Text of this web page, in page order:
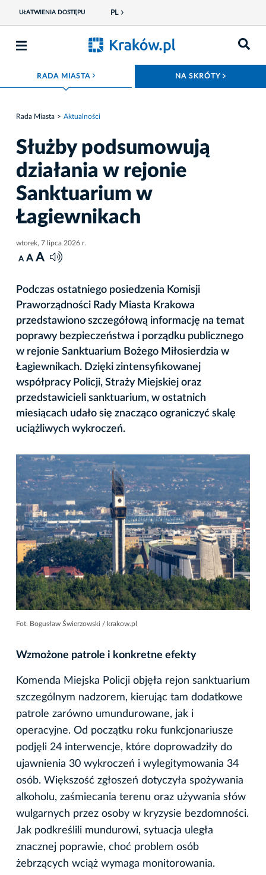
UŁATWIENIA DOSTĘPU PL
RADA MIASTAROZWIŃ MENU NA SKRÓTY
Rada Miasta Aktualności
Służby podsumowują
działania w rejonie
Sanktuarium w
Łagiewnikach
wtorek, 7 lipca 2026 r.
A A A
Podczas ostatniego posiedzenia Komisji
Praworządności Rady Miasta Krakowa
przedstawiono szczegółową informację na temat
poprawy bezpieczeństwa i porządku publicznego
w rejonie Sanktuarium Bożego Miłosierdzia w
Łagiewnikach. Dzięki zintensyfikowanej
współpracy Policji, Straży Miejskiej oraz
przedstawicieli sanktuarium, w ostatnich
miesiącach udało się znacząco ograniczyć skalę
uciążliwych wykroczeń.
Fot. Bogusław Świerzowski / krakow.pl
Wzmożone patrole i konkretne efekty
Komenda Miejska Policji objęła rejon sanktuarium
szczególnym nadzorem, kierując tam dodatkowe
patrole zarówno umundurowane, jak i
operacyjne. Od początku roku funkcjonariusze
podjęli 24 interwencje, które doprowadziły do
ujawnienia 30 wykroczeń i wylegitymowania 34
osób. Większość zgłoszeń dotyczyła spożywania
alkoholu, zaśmiecania terenu oraz używania słów
wulgarnych przez osoby w kryzysie bezdomności.
Jak podkreślili mundurowi, sytuacja uległa
znacznej poprawie, choć problem osób
żebrzących wciąż wymaga monitorowania.